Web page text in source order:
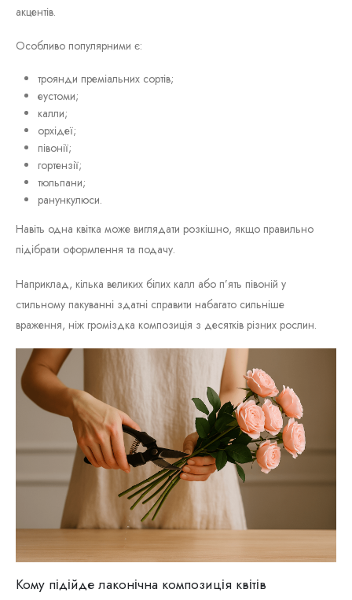
акцентів.
Особливо популярними є:
троянди преміальних сортів;
еустоми;
калли;
орхідеї;
півонії;
гортензії;
тюльпани;
ранункулюси.
Навіть одна квітка може виглядати розкішно, якщо правильно
підібрати оформлення та подачу.
Наприклад, кілька великих білих калл або п’ять півоній у
стильному пакуванні здатні справити набагато сильніше
враження, ніж громіздка композиція з десятків різних рослин.
Кому підійде лаконічна композиція квітів